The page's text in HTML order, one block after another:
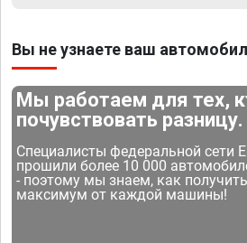
Вы не узнаете ваш
Мы работаем для тех,
почувствовать разницу.
Специалисты федеральной сети
прошили более 10 000
- поэтому мы знаем, как
максимум от каждой машины!